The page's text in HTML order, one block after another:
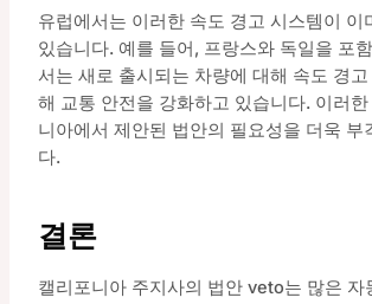
유럽에서는 이러한 속도 경고 시스템이 이
있습니다. 예를 들어, 프랑스와 독일을 포
서는 새로 출시되는 차량에 대해 속도 경
해 교통 안전을 강화하고 있습니다. 이러
니아에서 제안된 법안의 필요성을 더욱 부
다.
결론
캘리포니아 주지사의 법안 veto는 많은 자